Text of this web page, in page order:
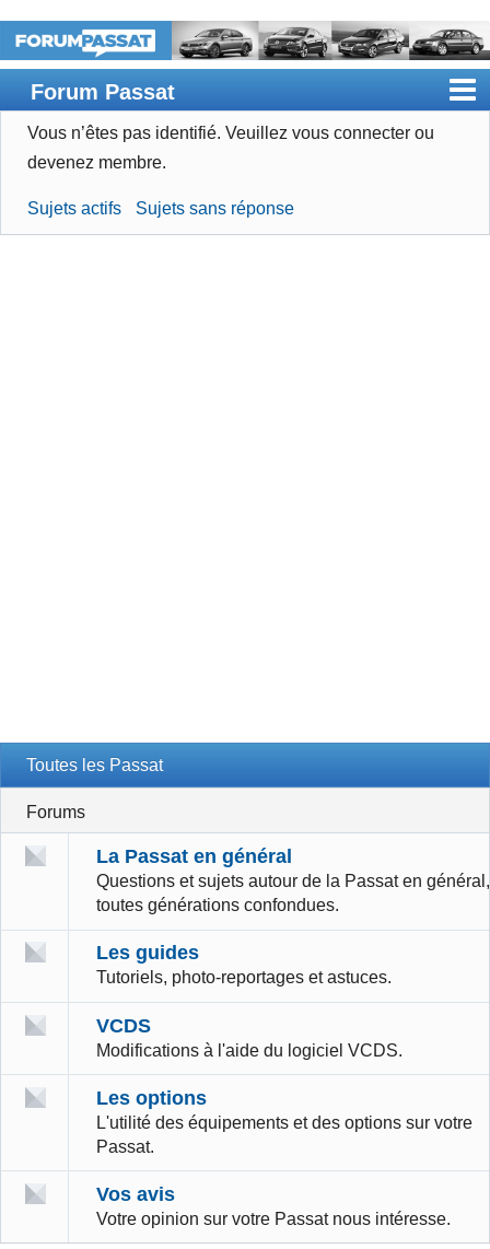
Forum Passat
Accueil
Devenir membre
Vous n’êtes pas identifié. Veuillez vous connecter ou
devenez membre.
Sujets actifs Sujets sans réponse
Toutes les Passat
Forums
La Passat en général
Questions et sujets autour de la Passat en général,
toutes générations confondues.
Les guides
Tutoriels, photo-reportages et astuces.
VCDS
Modifications à l'aide du logiciel VCDS.
Les options
L'utilité des équipements et des options sur votre
Passat.
Vos avis
Votre opinion sur votre Passat nous intéresse.